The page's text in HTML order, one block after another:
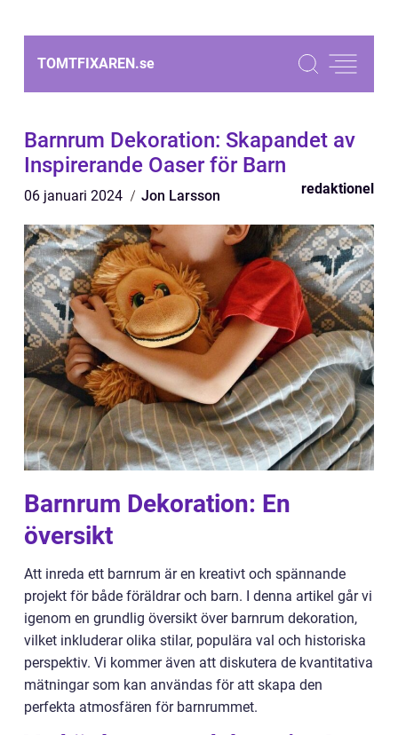
TOMTFIXAREN.se
Barnrum Dekoration: Skapandet av
Inspirerande Oaser för Barn
06 januari 2024 Jon Larsson redaktionel
Barnrum Dekoration: En
översikt
Att inreda ett barnrum är en kreativt och spännande
projekt för både föräldrar och barn. I denna artikel går vi
igenom en grundlig översikt över barnrum dekoration,
vilket inkluderar olika stilar, populära val och historiska
perspektiv. Vi kommer även att diskutera de kvantitativa
mätningar som kan användas för att skapa den
perfekta atmosfären för barnrummet.